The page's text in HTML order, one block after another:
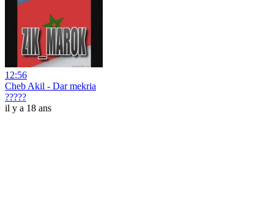
12:56
Cheb Akil - Dar mekria
?????
il y a 18 ans